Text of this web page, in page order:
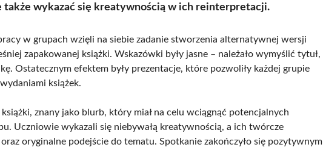
także wykazać się kreatywnością w ich reinterpretacji.
w grupach wzięli na siebie zadanie stworzenia alternatywnej wersji
zapakowanej książki. Wskazówki były jasne – należało wymyślić tytuł,
Ostatecznym efektem były prezentacje, które pozwoliły każdej grupie
książek.
znany jako blurb, który miał na celu wciągnąć potencjalnych
Uczniowie wykazali się niebywałą kreatywnością, a ich twórcze
oryginalne podejście do tematu. Spotkanie zakończyło się pozytywnym